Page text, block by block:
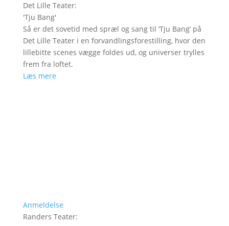
Det Lille Teater:
'Tju Bang'
Så er det sovetid med spræl og sang til ’Tju Bang’ på
Det Lille Teater i en forvandlingsforestilling, hvor den
lillebitte scenes vægge foldes ud, og universer trylles
frem fra loftet.
Læs mere
Anmeldelse
Randers Teater: